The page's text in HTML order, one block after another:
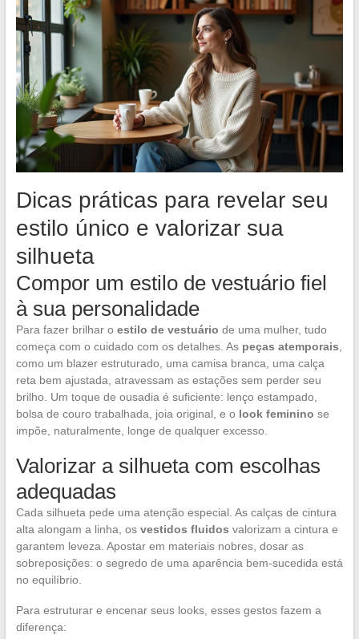
Dicas práticas para revelar seu
estilo único e valorizar sua
silhueta
Compor um estilo de vestuário fiel
à sua personalidade
Para fazer brilhar o estilo de vestuário de uma mulher, tudo
começa com o cuidado com os detalhes. As peças atemporais
como um blazer estruturado, uma camisa branca, uma calça
reta bem ajustada, atravessam as estações sem perder seu
brilho. Um toque de ousadia é suficiente: lenço estampado,
bolsa de couro trabalhada, joia original, e o look feminino se
impõe, naturalmente, longe de qualquer excesso.
Valorizar a silhueta com escolhas
adequadas
Cada silhueta pede uma atenção especial. As calças de cintura
alta alongam a linha, os vestidos fluidos valorizam a cintura e
garantem leveza. Apostar em materiais nobres, dosar as
sobreposições: o segredo de uma aparência bem-sucedida está
no equilíbrio.
Para estruturar e encenar seus looks, esses gestos fazem a
diferença: